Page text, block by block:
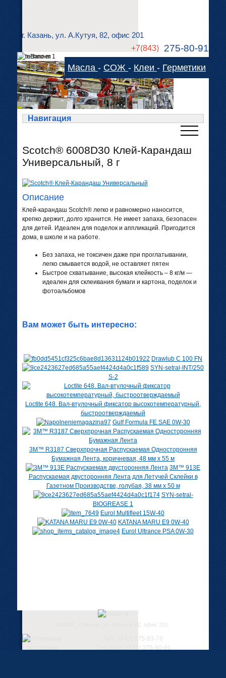
г. Казань, ул. А.Кутуя, 82, офис 201
+7(843)
275-80-91
275-83-78
technom-kazan@mail.ru
Cхема проезда
Масла - СОЖ - Клеи - Герметики
Навигация
Scotch® 6008D30 Клей-Карандаш
Универсальный, 8 г
Описание
Клей-карандаш Scotch® легко и равномерно наносится,
крепко держит, долго хранится. Не имеет запаха, безопасен
для детей. Идеален для поделок и аппликаций. Пригодится
дома, в школе и на работе.
Без запаха, не токсичен даже при проглатывании,
легко смывается водой, не оставляет пятен
Быстрое схватывание, высокая клейкость – 8 кг/м —
идеален для склеивания бумаги и картона, поделок и
фотоальбомов
Вам может быть интересно:
Drawlub C 100 FN
SYN-setral-INT/250
S-2
Loctite 648. Вал-втулочный фиксатор высокотемпературный,
быстроотверждаемый
Gulf Formula FE SAE 0W-30
3M™ R3187 Сверхпрочная Распускаемая Односторонняя
Бумажная Лента, коричневая, 48 мм х 55 м
3M™ 913E
Распускаемая двусторонняя Лента для Летучей Склейки в
Газетном Производстве, голубая, 38 мм х 50 м
SYN-setral-
BIOGREASE 1
Eurol Multifleet 15W-40
KATANA MARU E9 0W-40
Eurol Ultrance PSA 0W-30
420073, г. Казань, ул. А.Кутуя, 82, офис 201.
Тел.: (843) 275-83-78
Тел./факс: (843) 275-80-91